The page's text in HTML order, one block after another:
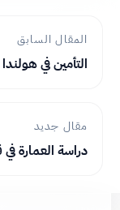
المقال السابق
التأمين في هولندا
مقال جديد
دراسة العمارة